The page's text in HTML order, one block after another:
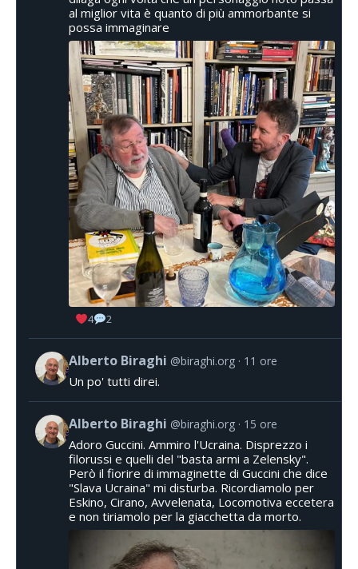
al miglior vita è quanto di più ammorbante si
possa immaginare
4 2
Alberto Biraghi @biraghi.org 11 ore
Un po' tutti direi.
Alberto Biraghi @biraghi.org 15 ore
Adoro Guccini. Ammiro l'Ucraina. Disprezzo i
filorussi e quelli del "basta armi a Zelensky".
Però il fiorire di immaginette di Guccini che dice
"Slava Ucraina" mi disturba. Ricordiamolo per
Eskino, Cirano, Avvelenata, Locomotiva eccetera
e non tiriamolo per la giacchetta da morto.